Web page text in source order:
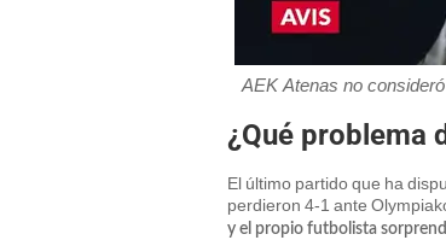
AEK Atenas no
¿Qué problema
El último partido que ha
perdieron 4-1 ante
y el propio futbolista